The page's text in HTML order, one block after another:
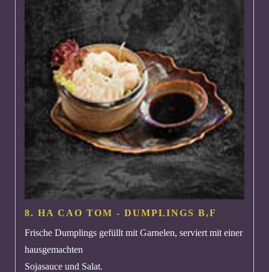
8. HA CAO TOM - DUMPLINGS B,F
Frische Dumplings gefüllt mit Garnelen, serviert mit einer
hausgemachten
Sojasauce und Salat.